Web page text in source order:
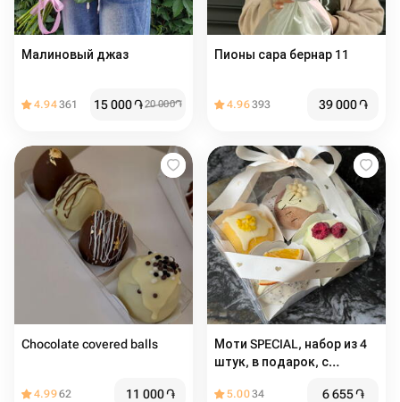
Малиновый джаз
4.94361 15 000֏20 000֏
Пионы сара бернар 11
4.96393 39 000֏
Chocolate covered balls
4.9962 11 000֏
Моти SPECIAL, набор из 4
штук, в подарок, с
5.0034 6 655֏